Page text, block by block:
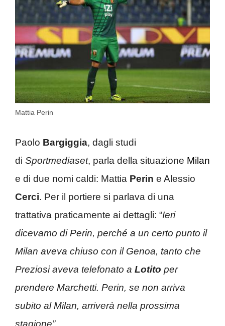
Mattia Perin
Paolo Bargiggia, dagli studi
di Sportmediaset, parla della situazione Milan
e di due nomi caldi: Mattia Perin e Alessio
Cerci. Per il portiere si parlava di una
trattativa praticamente ai dettagli: “Ieri
dicevamo di Perin, perché a un certo punto il
Milan aveva chiuso con il Genoa, tanto che
Preziosi aveva telefonato a Lotito per
prendere Marchetti. Perin, se non arriva
subito al Milan, arriverà nella prossima
stagione”.